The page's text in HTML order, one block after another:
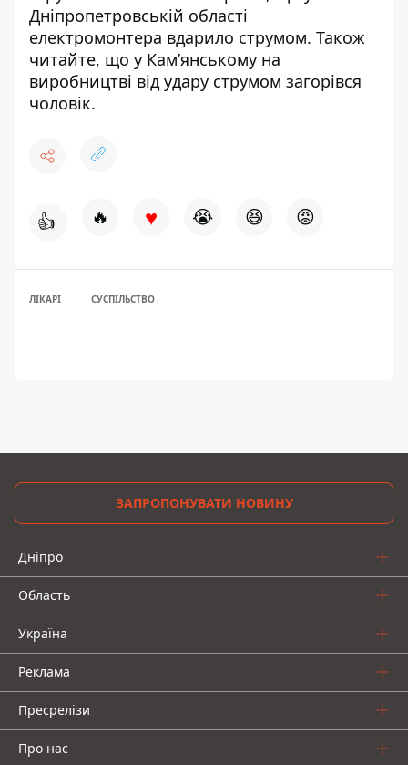
Дніпропетровській області
електромонтера вдарило струмом. Також
читайте, що у Кам’янському на
виробництві від удару струмом загорівся
чоловік.
👍 🔥 ♥ 😭 😆 😡
ЛІКАРІ СУСПІЛЬСТВО
ЗАПРОПОНУВАТИ НОВИНУ
Дніпро
Область
Україна
Реклама
Пресрелізи
Про нас